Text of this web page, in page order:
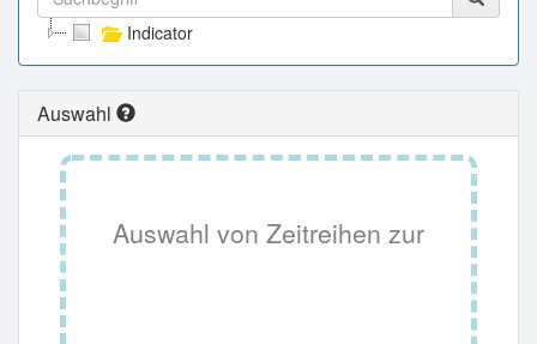
Indicator
Auswahl
Auswahl von Zeitreihen zur